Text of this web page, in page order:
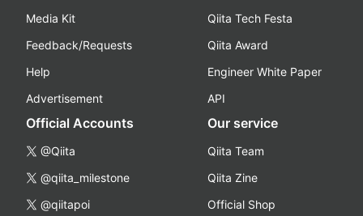
Media Kit
Feedback/Requests
Help
Advertisement
Qiita Tech Festa
Qiita Award
Engineer White Paper
API
Official Accounts
@Qiita
@qiita_milestone
@qiitapoi
Our service
Qiita Team
Qiita Zine
Official Shop